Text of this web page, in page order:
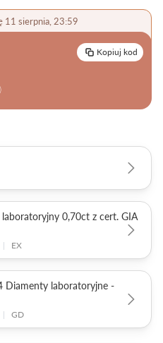
11 sierpnia, 23:59
Kopiuj kod
0,70ct z cert. GIA
| EX
Diamenty laboratoryjne -
| GD